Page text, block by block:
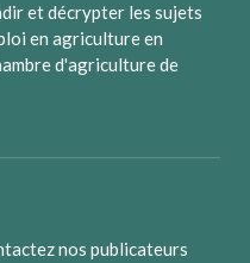
et décrypter les sujets
en agriculture en
d'agriculture de
nos publicateurs